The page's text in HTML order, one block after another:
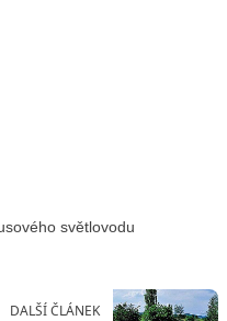
světlovodu
DALŠÍ ČLÁNEK